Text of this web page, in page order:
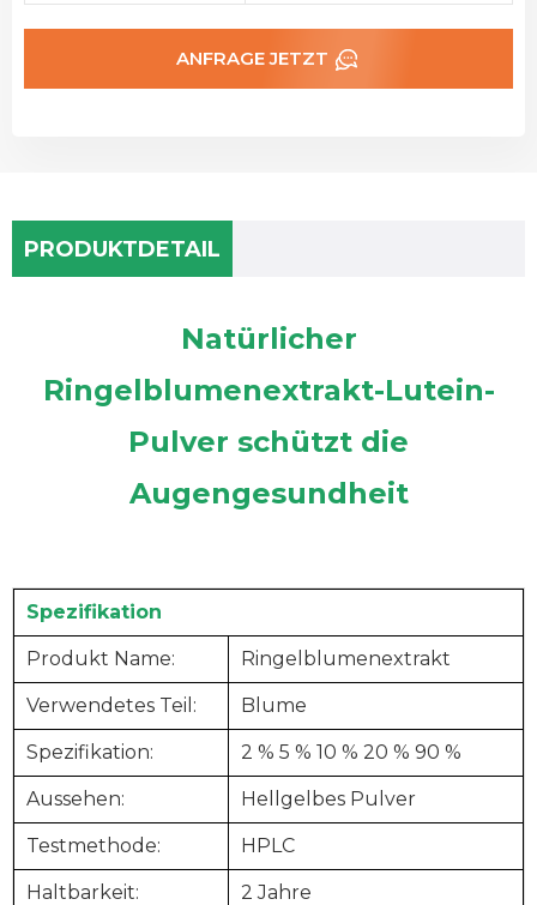
ANFRAGE JETZT
PRODUKTDETAIL
Natürlicher
Ringelblumenextrakt-Lutein-
Pulver schützt die
Augengesundheit
Spezifikation
Produkt Name: Ringelblumenextrakt
Verwendetes Teil: Blume
Spezifikation: 2 % 5 % 10 % 20 % 90 %
Aussehen: Hellgelbes Pulver
Testmethode: HPLC
Haltbarkeit: 2 Jahre